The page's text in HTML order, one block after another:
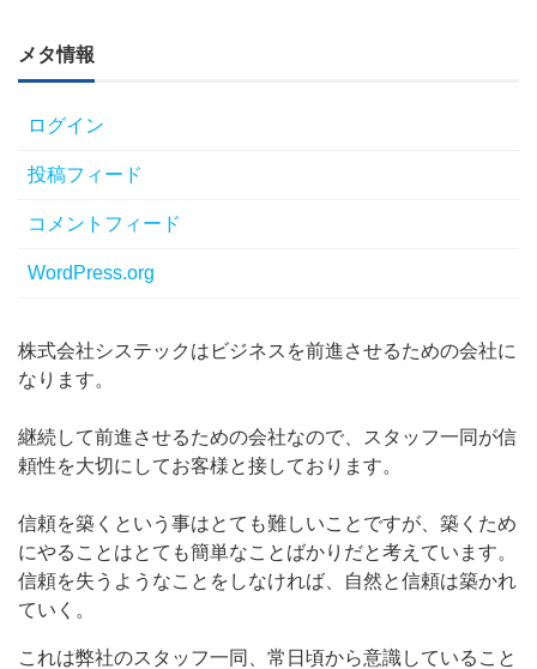
メタ情報
ログイン
投稿フィード
コメントフィード
WordPress.org
株式会社システックはビジネスを前進させるための会社に
なります。
継続して前進させるための会社なので、スタッフ一同が信
頼性を大切にしてお客様と接しております。
信頼を築くという事はとても難しいことですが、築くため
にやることはとても簡単なことばかりだと考えています。
信頼を失うようなことをしなければ、自然と信頼は築かれ
ていく。
これは弊社のスタッフ一同、常日頃から意識していること